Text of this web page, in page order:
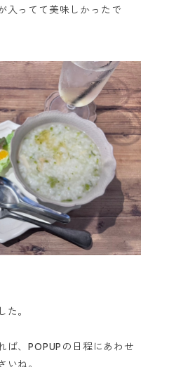
入ってて美味しかったで
た。
ば、POPUPの日程にあわせ